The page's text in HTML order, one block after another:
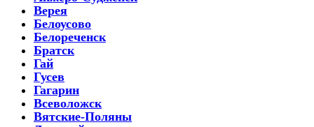
Верея
Белоусово
Белореченск
Братск
Гай
Гусев
Гагарин
Всеволожск
Вятские-Поляны